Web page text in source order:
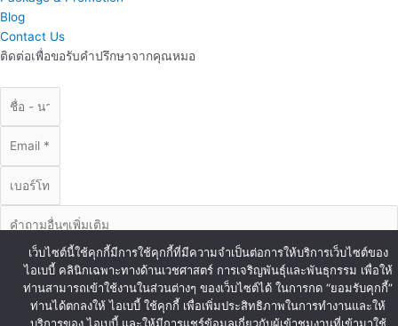
Blog
Contact Us
ติดต่อเพื่อขอรับคำปรึกษาจากคุณหมอ
ส่งข้อมูล
เว็บไซต์นี้ใช้คุกกี้มีการใช้คุกกี้ที่มีความจำเป็นต่อการให้บริการเว็บไซต์ของ
ไอเบบี้ คลินิกเฉพาะทางด้านเวชศาสตร์ การเจริญพันธุ์และพันธุกรรม เพื่อให้
ท่านสามารถเข้าใช้งานในส่วนต่างๆ ของเว็บไซต์ได้ ในการกด “ยอมรับคุกกี้”
ท่านได้ตกลงให้ ไอเบบี้ ใช้คุกกี้ เพื่อเพิ่มประสิทธิภาพในการทำงานและให้